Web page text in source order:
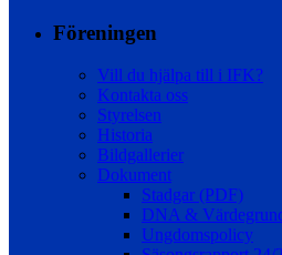
Föreningen
Vill du hjälpa till i IFK?
Kontakta oss
Styrelsen
Historia
Bildgallerier
Dokument
Stadgar (PDF)
DNA &
Ungdomspolicy